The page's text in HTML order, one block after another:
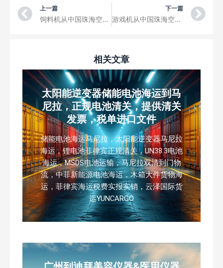
Prev
上一篇
饲料机从中国珠海空运到瓦岱国际机场三字代码VTE
下一篇
游戏机从中国珠海空运到琅勃拉邦国际机场三字代码LPQ
相关文章
太阳能逆变器储能电池海运到马
尼拉，正规电池清关，提供清关
发票，税单进口文件
储能电池海运马尼拉，太阳能逆变器马尼拉
海运，锂电池菲律宾正规清关，UN38.3电池
海运，MSDS电池运输，马尼拉双清到门物
流，中菲新能源电池海运，木箱大件货物海
运，菲律宾海运税费实报实销，云泽国际货
运YUNCARGO